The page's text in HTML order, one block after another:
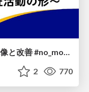
10Xにおける品質保証活動の全体像と改善 #no_more_wait_for_test
2 770